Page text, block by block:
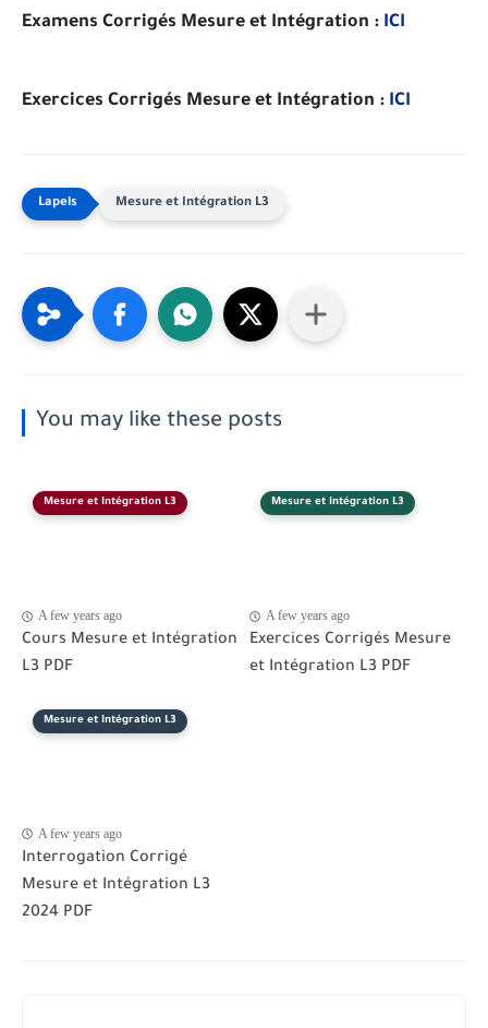
Examens Corrigés Mesure et Intégration : ICI
Exercices Corrigés Mesure et Intégration : ICI
Mesure et Intégration L3
You may like these posts
Mesure et Intégration L3
A few years ago
Cours Mesure et Intégration
L3 PDF
Mesure et Intégration L3
A few years ago
Exercices Corrigés Mesure
et Intégration L3 PDF
Mesure et Intégration L3
A few years ago
Interrogation Corrigé
Mesure et Intégration L3
2024 PDF